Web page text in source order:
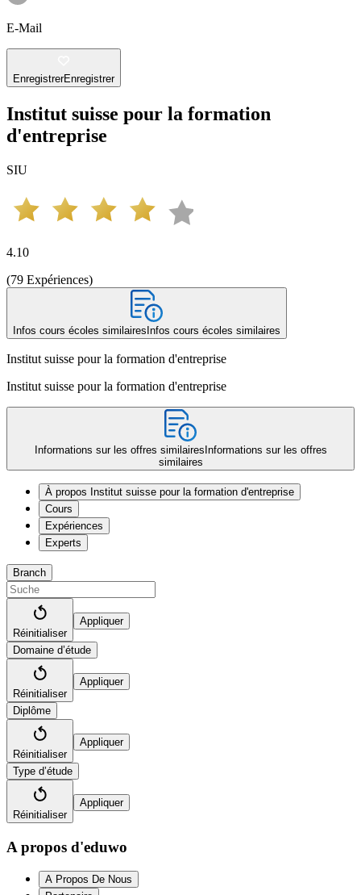
E-Mail
EnregistrerEnregistrer
Institut suisse pour la formation
d'entreprise
SIU
4.10
(79 Expériences)
Infos cours écoles similaires Infos cours écoles similaires
Institut suisse pour la formation d'entreprise
Institut suisse pour la formation d'entreprise
Informations sur les offres similaires Informations sur les offres
similaires
À propos Institut suisse pour la formation d'entreprise
Cours
Expériences
Experts
Branch
Réinitialiser
Appliquer
Domaine d’étude
Réinitialiser
Appliquer
Diplôme
Réinitialiser
Appliquer
Type d’étude
Réinitialiser
Appliquer
A propos d'eduwo
A Propos De Nous